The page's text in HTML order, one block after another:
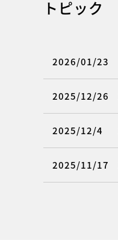
トピック
2026/01/23
2025/12/26
2025/12/4
2025/11/17